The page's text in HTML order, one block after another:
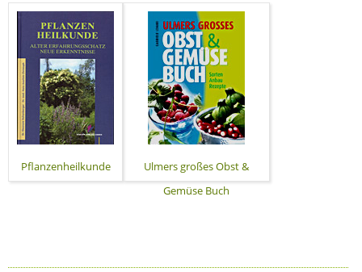
Pflanzenheilkunde
Ulmers großes Obst &
Gemüse Buch